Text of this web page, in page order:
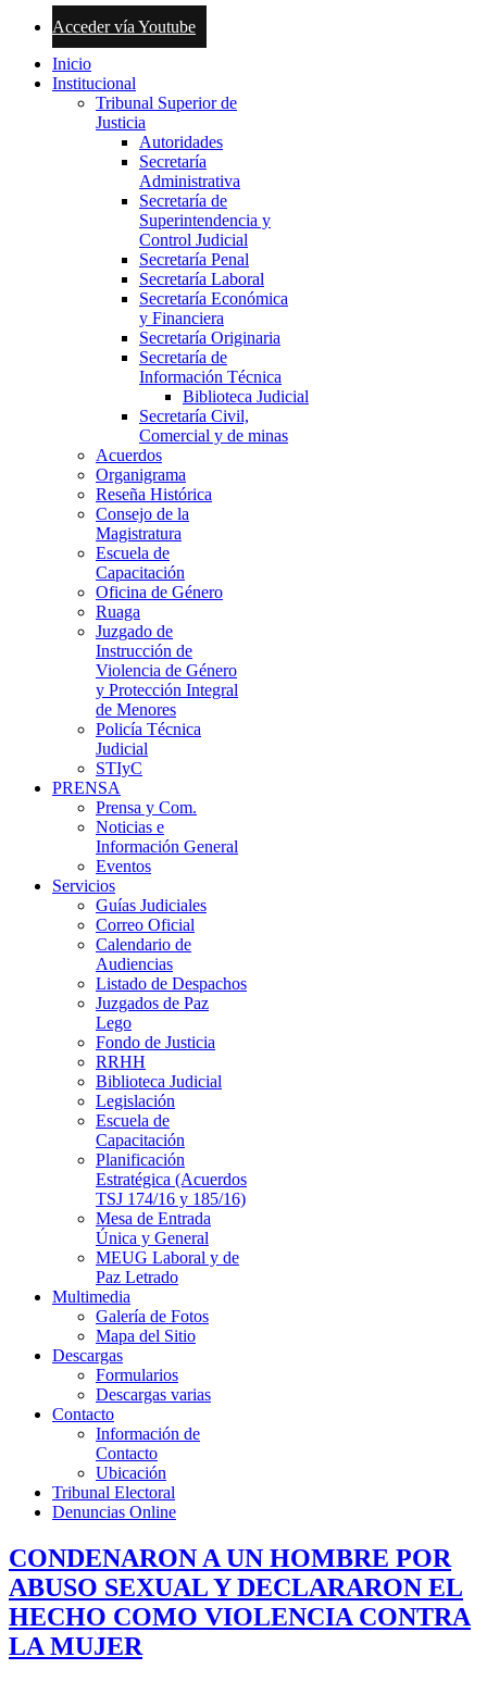
Acceder vía Youtube
Inicio
Institucional
Tribunal Superior de
Justicia
Autoridades
Secretaría
Administrativa
Secretaría de
Superintendencia y
Control Judicial
Secretaría Penal
Secretaría Laboral
Secretaría Económica
y Financiera
Secretaría Originaria
Secretaría de
Información Técnica
Biblioteca Judicial
Secretaría Civil,
Comercial y de minas
Acuerdos
Organigrama
Reseña Histórica
Consejo de la
Magistratura
Escuela de
Capacitación
Oficina de Género
Ruaga
Juzgado de
Instrucción de
Violencia de Género
y Protección Integral
de Menores
Policía Técnica
Judicial
STIyC
PRENSA
Prensa y Com.
Noticias e
Información General
Eventos
Servicios
Guías Judiciales
Correo Oficial
Calendario de
Audiencias
Listado de Despachos
Juzgados de Paz
Lego
Fondo de Justicia
RRHH
Biblioteca Judicial
Legislación
Escuela de
Capacitación
Planificación
Estratégica (Acuerdos
TSJ 174/16 y 185/16)
Mesa de Entrada
Única y General
MEUG Laboral y de
Paz Letrado
Multimedia
Galería de Fotos
Mapa del Sitio
Descargas
Formularios
Descargas varias
Contacto
Información de
Contacto
Ubicación
Tribunal Electoral
Denuncias Online
CONDENARON A UN HOMBRE POR
ABUSO SEXUAL Y DECLARARON EL
HECHO COMO VIOLENCIA CONTRA
LA MUJER